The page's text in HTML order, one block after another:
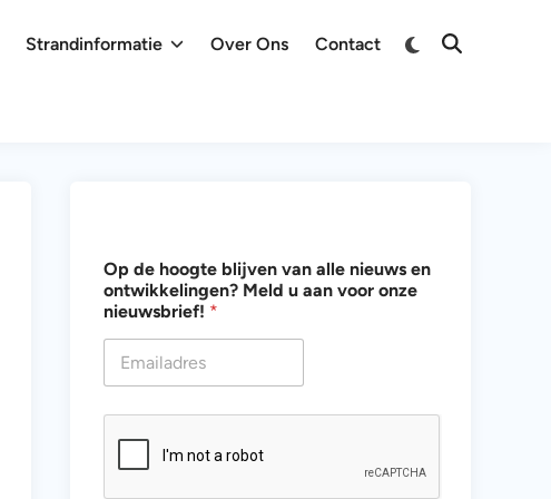
Strandinformatie Over Ons Contact
Overschakelen
Zoeken
e
a
l
l
v
n
Op de hoogte blijven van alle nieuws en
ontwikkelingen? Meld u aan voor onze
nieuwsbrief! *